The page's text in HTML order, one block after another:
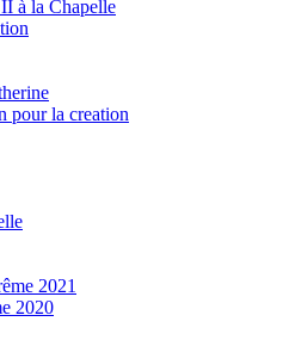
à la Chapelle
pour la creation
2021
2020